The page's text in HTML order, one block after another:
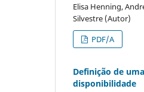
Elisa Henning,
Silvestre (Autor)
PDF/A
Definição de
disponibilidade